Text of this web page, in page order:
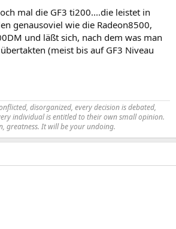
mal die GF3 ti200....die leistet in
genausoviel wie die Radeon8500,
und läßt sich, nach dem was man
(meist bis auf GF3 Niveau
disorganized, every decision is debated,
individual is entitled to their own small opinion.
greatness. It will be your undoing.